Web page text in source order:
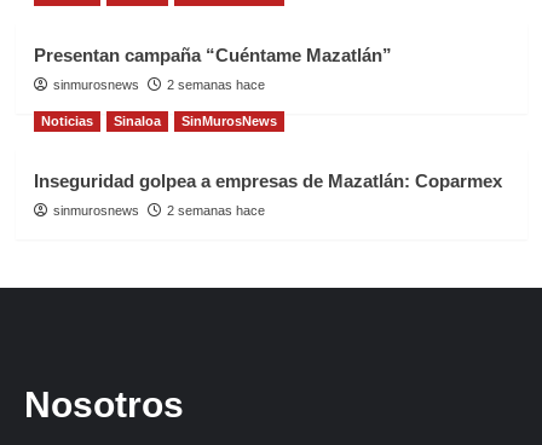
Presentan campaña “Cuéntame Mazatlán”
sinmurosnews 2 semanas hace
Noticias Sinaloa SinMurosNews
Inseguridad golpea a empresas de Mazatlán: Coparmex
sinmurosnews 2 semanas hace
Nosotros